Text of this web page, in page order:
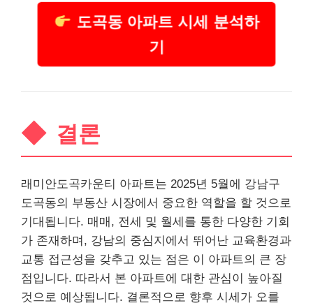
도곡동 아파트 시세 분석하
기
결론
래미안도곡카운티 아파트는 2025년 5월에 강남구
도곡동의 부동산 시장에서 중요한 역할을 할 것으로
기대됩니다. 매매, 전세 및 월세를 통한 다양한 기회
가 존재하며, 강남의 중심지에서 뛰어난 교육환경과
교통 접근성을 갖추고 있는 점은 이 아파트의 큰 장
점입니다. 따라서 본 아파트에 대한 관심이 높아질
것으로 예상됩니다. 결론적으로 향후 시세가 오를